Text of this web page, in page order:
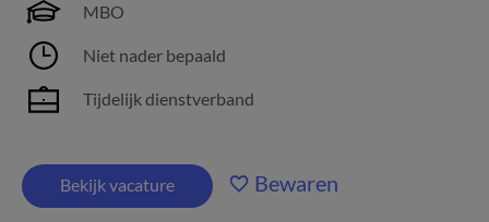
MBO
Niet nader bepaald
Tijdelijk dienstverband
Bekijk vacature Bewaren